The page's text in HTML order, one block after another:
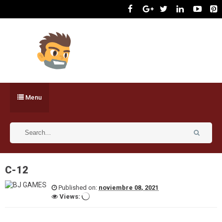
Menu
C-12
Published on: noviembre 08, 2021
Views: